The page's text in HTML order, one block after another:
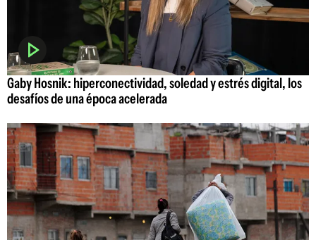
Gaby Hosnik: hiperconectividad, soledad y estrés digital, los
desafíos de una época acelerada